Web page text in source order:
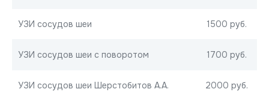
УЗИ сосудов шеи 1500 руб.
УЗИ сосудов шеи с поворотом 1700 руб.
УЗИ сосудов шеи Шерстобитов А.А. 2000 руб.